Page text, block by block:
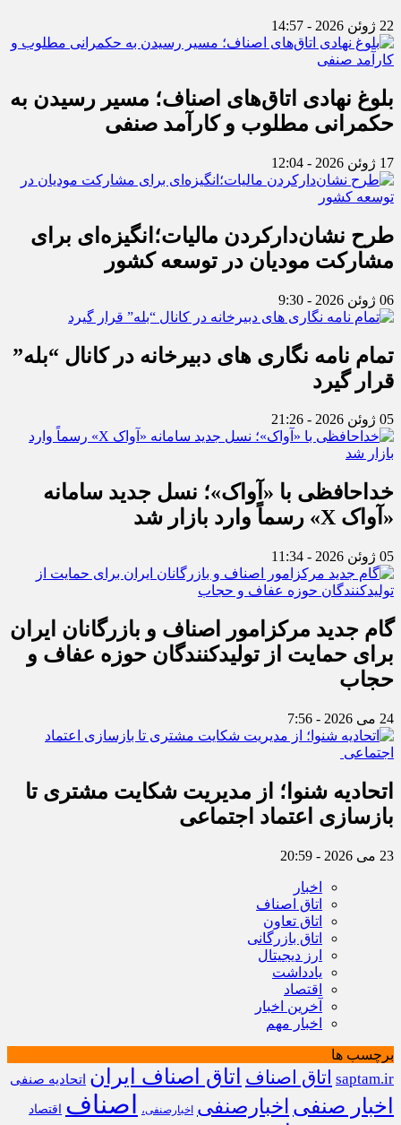
22 ژوئن 2026 - 14:57
بلوغ نهادی اتاق‌های اصناف؛ مسیر رسیدن به
حکمرانی مطلوب و کارآمد صنفی
17 ژوئن 2026 - 12:04
طرح نشان‌دارکردن مالیات؛انگیزه‌ای برای
مشارکت مودیان در توسعه کشور
06 ژوئن 2026 - 9:30
تمام نامه نگاری های دبیرخانه در کانال “بله”
قرار گیرد
05 ژوئن 2026 - 21:26
خداحافظی با «آواک»؛ نسل جدید سامانه
«آواک X» رسماً وارد بازار شد
05 ژوئن 2026 - 11:34
گام جدید مرکزامور اصناف و بازرگانان ایران
برای حمایت از تولیدکنندگان حوزه عفاف و
حجاب
24 می 2026 - 7:56
اتحادیه شنوا؛ از مدیریت شکایت مشتری تا
بازسازی اعتماد اجتماعی ‌
23 می 2026 - 20:59
اخبار
اتاق اصناف
اتاق تعاون
اتاق بازرگانی
ارز دیجیتال
یادداشت
اقتصاد
آخرین اخبار
اخبار مهم
برچسب ها
saptam.ir اتاق اصناف اتاق اصناف ایران اتحادیه صنفی
اخبار صنفی اخبارصنفی اخبارصنفی، اصناف اقتصاد